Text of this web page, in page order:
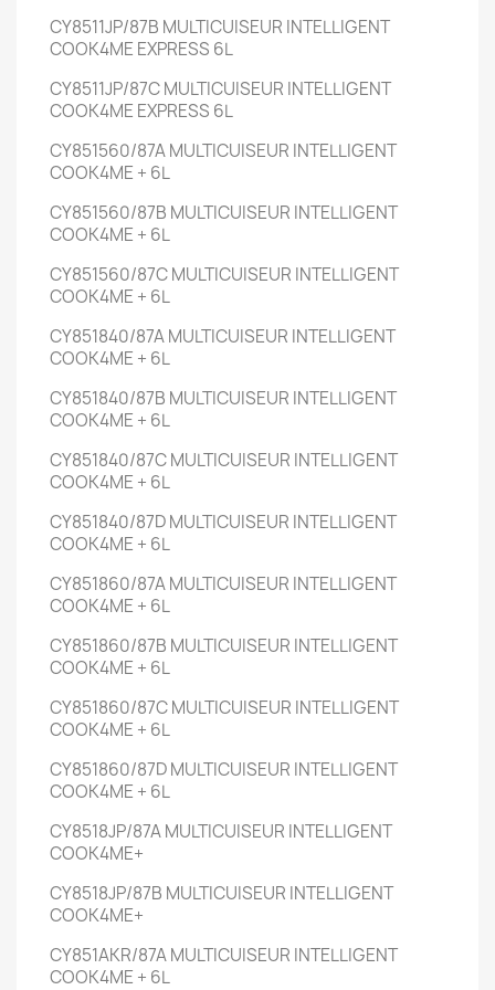
CY8511JP/87B MULTICUISEUR INTELLIGENT
COOK4ME EXPRESS 6L
CY8511JP/87CMULTICUISEUR INTELLIGENT
COOK4ME EXPRESS 6L
CY851560/87AMULTICUISEUR INTELLIGENT
COOK4ME + 6L
CY851560/87B MULTICUISEUR INTELLIGENT
COOK4ME + 6L
CY851560/87CMULTICUISEUR INTELLIGENT
COOK4ME + 6L
CY851840/87AMULTICUISEUR INTELLIGENT
COOK4ME + 6L
CY851840/87B MULTICUISEUR INTELLIGENT
COOK4ME + 6L
CY851840/87CMULTICUISEUR INTELLIGENT
COOK4ME + 6L
CY851840/87DMULTICUISEUR INTELLIGENT
COOK4ME + 6L
CY851860/87AMULTICUISEUR INTELLIGENT
COOK4ME + 6L
CY851860/87B MULTICUISEUR INTELLIGENT
COOK4ME + 6L
CY851860/87CMULTICUISEUR INTELLIGENT
COOK4ME + 6L
CY851860/87DMULTICUISEUR INTELLIGENT
COOK4ME + 6L
CY8518JP/87AMULTICUISEUR INTELLIGENT
COOK4ME+
CY8518JP/87B MULTICUISEUR INTELLIGENT
COOK4ME+
CY851AKR/87AMULTICUISEUR INTELLIGENT
COOK4ME + 6L